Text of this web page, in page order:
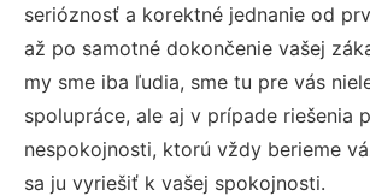
serióznosť a korektné jednanie od
až po samotné dokončenie vašej
my sme iba ľudia, sme tu pre vás
spolupráce, ale aj v prípade riešenia
nespokojnosti, ktorú vždy berieme
sa ju vyriešiť k vašej spokojnosti.